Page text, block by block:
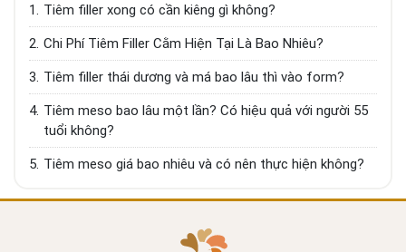
1. Tiêm filler xong có cần kiêng gì không?
2. Chi Phí Tiêm Filler Cằm Hiện Tại Là Bao Nhiêu?
3. Tiêm filler thái dương và má bao lâu thì vào form?
4. Tiêm meso bao lâu một lần? Có hiệu quả với người 55
tuổi không?
5. Tiêm meso giá bao nhiêu và có nên thực hiện không?